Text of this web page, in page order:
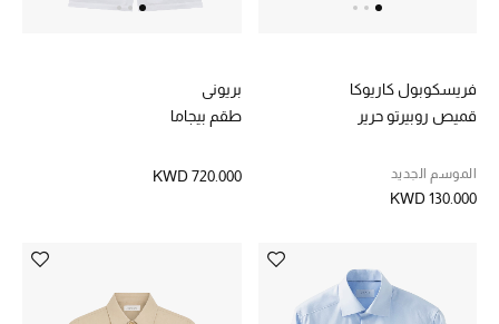
فريسكوبول كاريوكا
قميص روبيرتو حرير
الموسم الجديد
KWD 130.000
بريوني
طقم بيجاما
KWD 720.000